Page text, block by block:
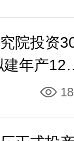
院投资
年产12